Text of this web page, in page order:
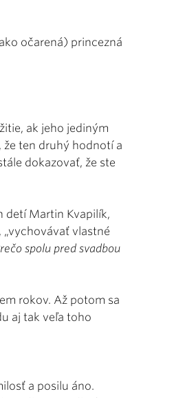
očarená) princezná
ak jeho jediným
že ten druhý hodnotí a
dokazovať, že ste
detí Martin Kvapilík,
vlastné
spolu pred svadbou
rokov. Až potom sa
aj tak veľa toho
a posilu áno.